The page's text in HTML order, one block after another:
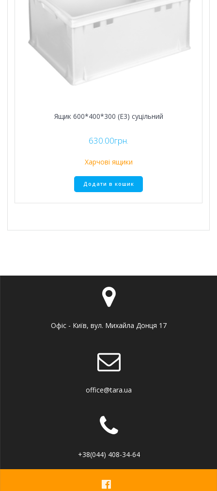
Ящик 600*400*300 (Е3) суцільний
630.00грн.
Харчові ящики
Додати в кошик
Офіс - Київ, вул. Михайла Донця 17
office@tara.ua
+38(044) 408-34-64